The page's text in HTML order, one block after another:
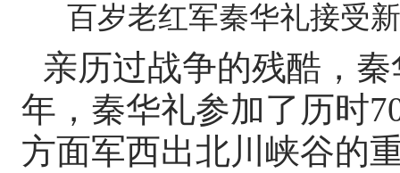
百岁老红军秦华礼接受
亲历过战争的残酷，
年，秦华礼参加了历时
方面军西出北川峡谷的